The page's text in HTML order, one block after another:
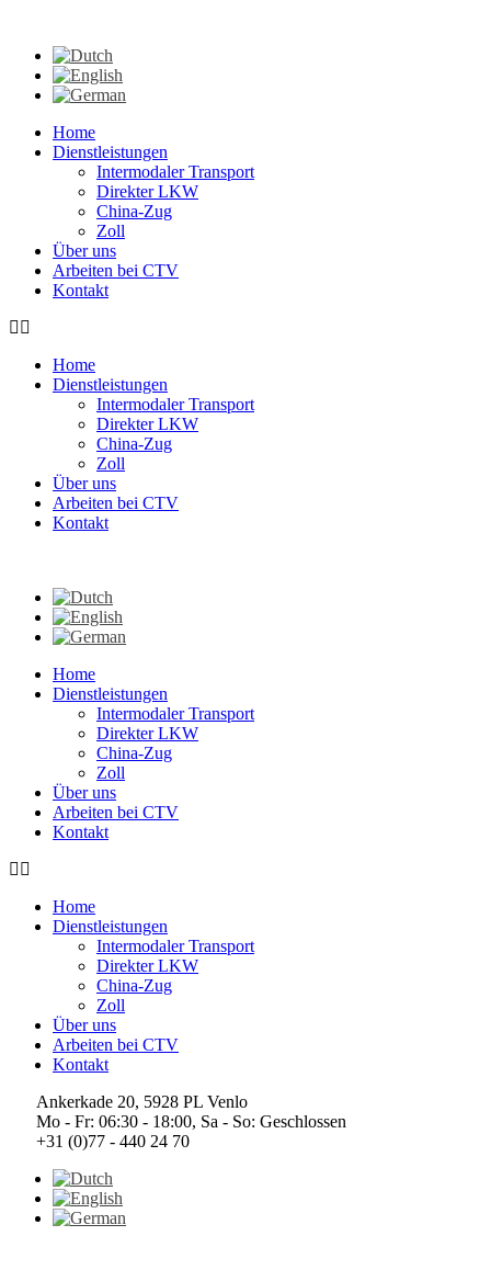
Home
Dienstleistungen
Intermodaler Transport
Direkter LKW
China-Zug
Zoll
Über uns
Arbeiten bei CTV
Kontakt
Home
Dienstleistungen
Intermodaler Transport
Direkter LKW
China-Zug
Zoll
Über uns
Arbeiten bei CTV
Kontakt
Home
Dienstleistungen
Intermodaler Transport
Direkter LKW
China-Zug
Zoll
Über uns
Arbeiten bei CTV
Kontakt
Home
Dienstleistungen
Intermodaler Transport
Direkter LKW
China-Zug
Zoll
Über uns
Arbeiten bei CTV
Kontakt
Ankerkade 20, 5928 PL Venlo
Mo - Fr: 06:30 - 18:00, Sa - So: Geschlossen
+31 (0)77 - 440 24 70